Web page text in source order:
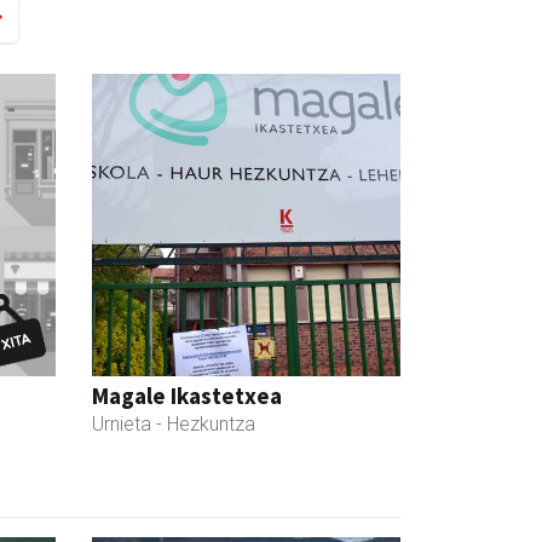
Magale Ikastetxea
Urnieta - Hezkuntza